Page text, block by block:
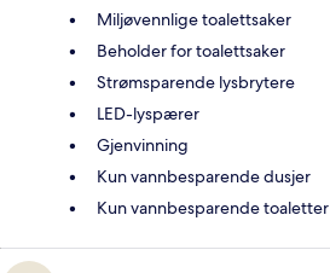
Miljøvennlige toalettsaker
Beholder for toalettsaker
Strømsparende lysbrytere
LED-lyspærer
Gjenvinning
Kun vannbesparende dusjer
Kun vannbesparende toaletter